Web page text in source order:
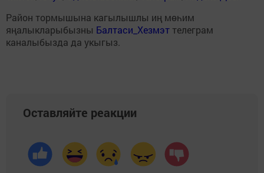
Район тормышына кагылышлы иң мөһим
яңалыкларыбызны Балтаси_Хезмэт телеграм
каналыбызда да укыгыз.
Оставляйте реакции